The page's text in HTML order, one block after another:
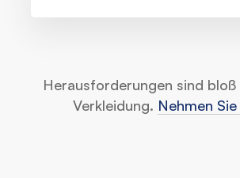
Herausforderungen sind bloß
Verkleidung. Nehmen